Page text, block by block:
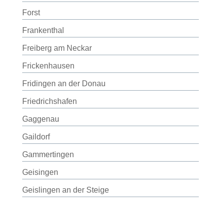
Forst
Frankenthal
Freiberg am Neckar
Frickenhausen
Fridingen an der Donau
Friedrichshafen
Gaggenau
Gaildorf
Gammertingen
Geisingen
Geislingen an der Steige